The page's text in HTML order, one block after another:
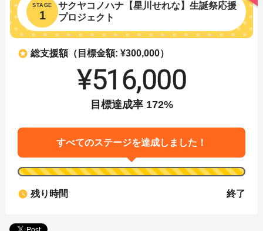
STAGE
1
サクヤコノハナ【星川せれな】生誕祭応援
プロジェクト
stars 総支援額（目標金額: ¥300,000）
¥516,000
目標達成率 172%
すべてのステージを達成しました！
watch_later 残り時間 終了